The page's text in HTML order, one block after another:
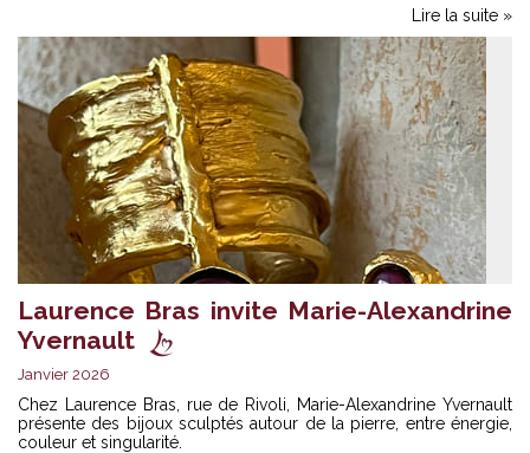
Lire la suite »
Laurence Bras invite Marie-Alexandrine
Yvernault
Janvier 2026
Chez Laurence Bras, rue de Rivoli, Marie-Alexandrine Yvernault
présente des bijoux sculptés autour de la pierre, entre énergie,
couleur et singularité.